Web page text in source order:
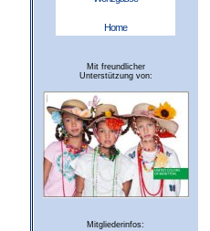
Home
Mit freundlicher
Unterstützung von:
Mitgliederinfos: